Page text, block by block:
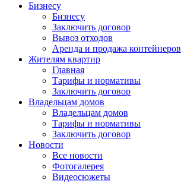
Бизнесу
Бизнесу
Заключить договор
Вывоз отходов
Аренда и продажа контейнеров
Жителям квартир
Главная
Тарифы и нормативы
Заключить договор
Владельцам домов
Владельцам домов
Тарифы и нормативы
Заключить договор
Новости
Все новости
Фотогалерея
Видеосюжеты